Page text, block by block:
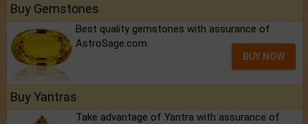
Buy Gemstones
Best quality gemstones with assurance of
AstroSage.com
BUY NOW
Buy Yantras
Take advantage of Yantra with assurance of